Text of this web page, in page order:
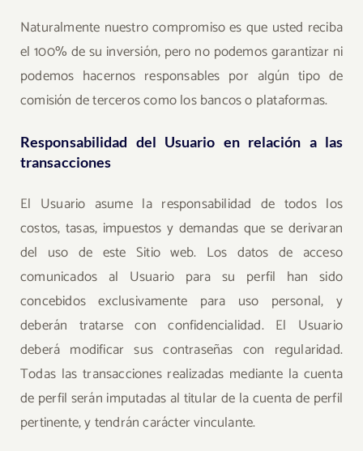
Naturalmente nuestro compromiso es que usted reciba
el 100% de su inversión, pero no podemos garantizar ni
podemos hacernos responsables por algún tipo de
comisión de terceros como los bancos o plataformas.
Responsabilidad del Usuario en relación a las
transacciones
El Usuario asume la responsabilidad de todos los
costos, tasas, impuestos y demandas que se derivaran
del uso de este Sitio web. Los datos de acceso
comunicados al Usuario para su perfil han sido
concebidos exclusivamente para uso personal, y
deberán tratarse con confidencialidad. El Usuario
deberá modificar sus contraseñas con regularidad.
Todas las transacciones realizadas mediante la cuenta
de perfil serán imputadas al titular de la cuenta de perfil
pertinente, y tendrán carácter vinculante.